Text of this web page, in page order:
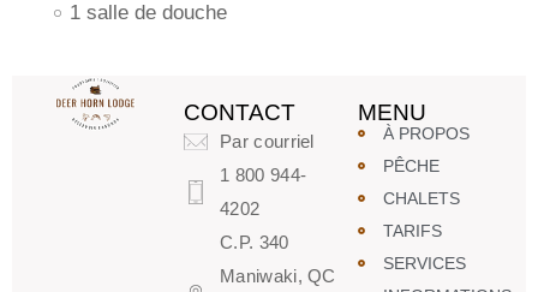
1 salle de douche
CONTACT
Par courriel
1 800 944-
4202
C.P. 340
Maniwaki, QC
MENU
À PROPOS
PÊCHE
CHALETS
TARIFS
SERVICES